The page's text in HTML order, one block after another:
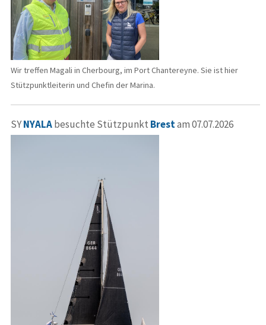
Wir treffen Magali in Cherbourg, im Port Chantereyne. Sie ist hier
Stützpunktleiterin und Chefin der Marina.
SYNYALAbesuchte Stützpunkt Brestam 07.07.2026